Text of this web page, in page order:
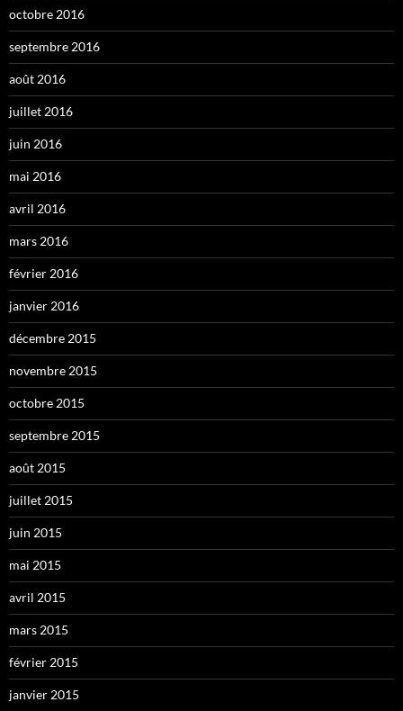
octobre 2016
septembre 2016
août 2016
juillet 2016
juin 2016
mai 2016
avril 2016
mars 2016
février 2016
janvier 2016
décembre 2015
novembre 2015
octobre 2015
septembre 2015
août 2015
juillet 2015
juin 2015
mai 2015
avril 2015
mars 2015
février 2015
janvier 2015